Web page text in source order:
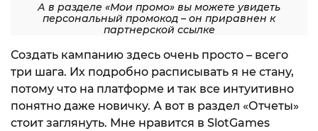
А в разделе «Мои промо» вы можете увидеть
персональный промокод – он приравнен к
партнерской ссылке
Создать кампанию здесь очень просто – всего
три шага. Их подробно расписывать я не стану,
потому что на платформе и так все интуитивно
понятно даже новичку. А вот в раздел «Отчеты»
стоит заглянуть. Мне нравится в SlotGames